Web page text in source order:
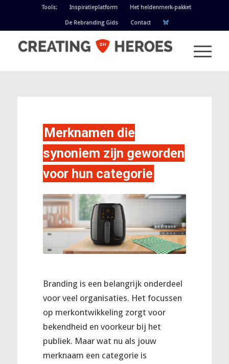
Tools: Inspiratieplatform Het heldenmerk-pakket
De Rebranding Gids Contact
Merknamen die
synoniem zijn geworden
voor hun categorie
Branding is een belangrijk onderdeel
voor veel organisaties. Het focussen
op merkontwikkeling zorgt voor
bekendheid en voorkeur bij het
publiek. Maar wat nu als jouw
merknaam een categorie is